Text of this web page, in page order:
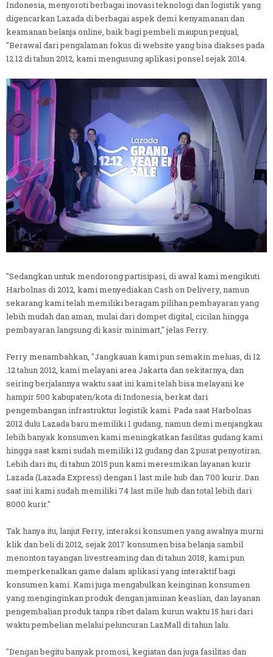
Indonesia, menyoroti berbagai inovasi teknologi dan logistik yang
digencarkan Lazada di berbagai aspek demi kenyamanan dan
keamanan belanja online, baik bagi pembeli maupun penjual,
"Berawal dari pengalaman fokus di website yang bisa diakses pada
12.12 di tahun 2012, kami mengusung aplikasi ponsel sejak 2014.
"Sedangkan untuk mendorong partisipasi, di awal kami mengikuti
Harbolnas di 2012, kami menyediakan Cash on Delivery, namun
sekarang kami telah memiliki beragam pilihan pembayaran yang
lebih mudah dan aman, mulai dari dompet digital, cicilan hingga
pembayaran langsung di kasir minimart," jelas Ferry.
Ferry menambahkan, "Jangkauan kami pun semakin meluas, di 12
.12 tahun 2012, kami melayani area Jakarta dan sekitarnya, dan
seiring berjalannya waktu saat ini kami telah bisa melayani ke
hampir 500 kabupaten/kota di Indonesia, berkat dari
pengembangan infrastruktur logistik kami. Pada saat Harbolnas
2012 dulu Lazada baru memiliki 1 gudang, namun demi menjangkau
lebih banyak konsumen kami meningkatkan fasilitas gudang kami
hingga saat kami sudah memiliki 12 gudang dan 2 pusat penyotiran.
Lebih dari itu, di tahun 2015 pun kami meresmikan layanan kurir
Lazada (Lazada Express) dengan 1 last mile hub dan 700 kurir. Dan
saat ini kami sudah memiliki 74 last mile hub dan total lebih dari
8000 kurir."
Tak hanya itu, lanjut Ferry, interaksi konsumen yang awalnya murni
klik dan beli di 2012, sejak 2017 konsumen bisa belanja sambil
menonton tayangan livestreaming dan di tahun 2018, kami pun
memperkenalkan game dalam aplikasi yang interaktif bagi
konsumen kami. Kami juga mengabulkan keinginan konsumen
yang menginginkan produk dengan jaminan keaslian, dan layanan
pengembalian produk tanpa ribet dalam kurun waktu 15 hari dari
waktu pembelian melalui peluncuran LazMall di tahun lalu.
"Dengan begitu banyak promosi, kegiatan dan juga fasilitas dan